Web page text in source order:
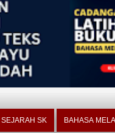
SEJARAH SK BAHASA